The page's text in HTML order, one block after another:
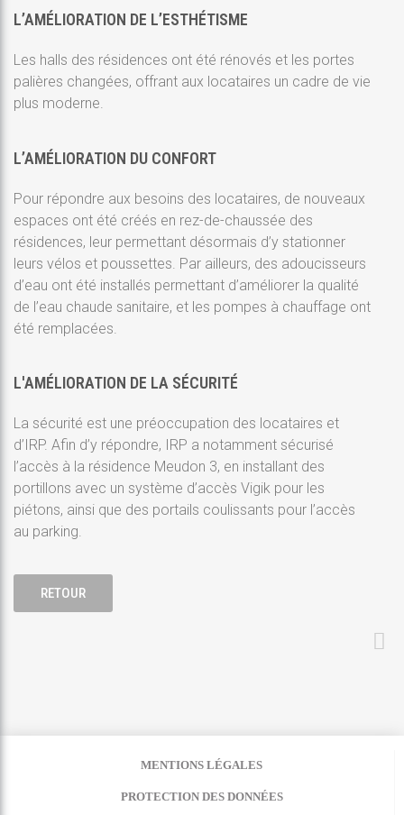
L’AMÉLIORATION DE L’ESTHÉTISME
Les halls des résidences ont été rénovés et les portes
palières changées, offrant aux locataires un cadre de vie
plus moderne.
L’AMÉLIORATION DU CONFORT
Pour répondre aux besoins des locataires, de nouveaux
espaces ont été créés en rez-de-chaussée des
résidences, leur permettant désormais d’y stationner
leurs vélos et poussettes. Par ailleurs, des adoucisseurs
d’eau ont été installés permettant d’améliorer la qualité
de l’eau chaude sanitaire, et les pompes à chauffage ont
été remplacées.
L'AMÉLIORATION DE LA SÉCURITÉ
La sécurité est une préoccupation des locataires et
d’IRP. Afin d’y répondre, IRP a notamment sécurisé
l’accès à la résidence Meudon 3, en installant des
portillons avec un système d’accès Vigik pour les
piétons, ainsi que des portails coulissants pour l’accès
au parking.
RETOUR
MENTIONS LÉGALES
PROTECTION DES DONNÉES